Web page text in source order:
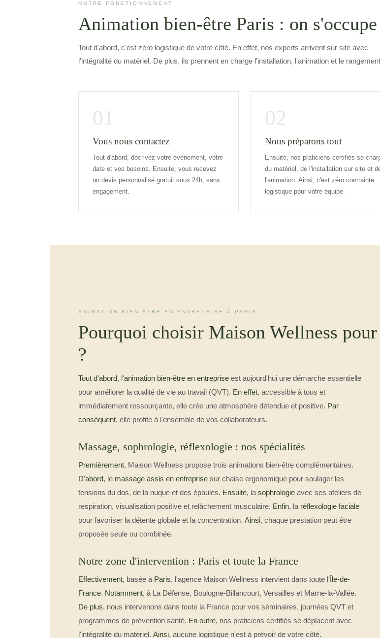
NOTRE FONCTIONNEMENT
Animation bien-être Paris : on
Tout d'abord, c'est zéro logistique de votre côté. En effet, nos experts arrivent sur site avec
l'intégralité du matériel. De plus, ils prennent en charge l'installation, l'animation et le
01
Vous nous contactez
Tout d'abord, décrivez votre événement, votre
date et vos besoins. Ensuite, vous recevez
un devis personnalisé gratuit sous 24h, sans
engagement.
02
Nous préparons tout
Ensuite, nos praticiens certifiés se
du matériel, de l'installation sur site et
l'animation. Ainsi, c'est zéro contrainte
logistique pour votre équipe.
ANIMATION BIEN-ÊTRE EN ENTREPRISE À PARIS
Pourquoi choisir Maison Wellness
?
Tout d'abord, l'animation bien-être en entreprise est aujourd'hui une démarche essentielle
pour améliorer la qualité de vie au travail (QVT). En effet, accessible à tous et
immédiatement ressourçante, elle crée une atmosphère détendue et positive. Par
conséquent, elle profite à l'ensemble de vos collaborateurs.
Massage, sophrologie, réflexologie : nos spécialités
Premièrement, Maison Wellness propose trois animations bien-être complémentaires.
D'abord, le massage assis en entreprise sur chaise ergonomique pour soulager les
tensions du dos, de la nuque et des épaules. Ensuite, la sophrologie avec ses ateliers de
respiration, visualisation positive et relâchement musculaire. Enfin, la réflexologie faciale
pour favoriser la détente globale et la concentration. Ainsi, chaque prestation peut être
proposée seule ou combinée.
Notre zone d'intervention : Paris et toute la France
Effectivement, basée à Paris, l'agence Maison Wellness intervient dans toute l'Île-de-
France. Notamment, à La Défense, Boulogne-Billancourt, Versailles et Marne-la-Vallée.
De plus, nous intervenons dans toute la France pour vos séminaires, journées QVT et
programmes de prévention santé. En outre, nos praticiens certifiés se déplacent avec
l'intégralité du matériel. Ainsi, aucune logistique n'est à prévoir de votre côté.